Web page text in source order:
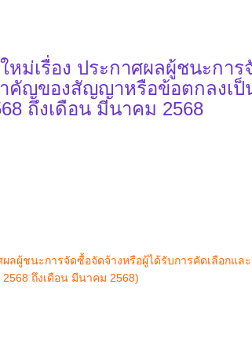
ม่เรื่อง ประกาศผลผู้ชนะการ
คัญของสัญญาหรือข้อตกลงเป็
ถึงเดือน มีนาคม 2568
ลผู้ชนะการจัดซื้อจัดจ้างหรือผู้ได้รับการคัดเลือกแล
ถึงเดือน มีนาคม 2568)